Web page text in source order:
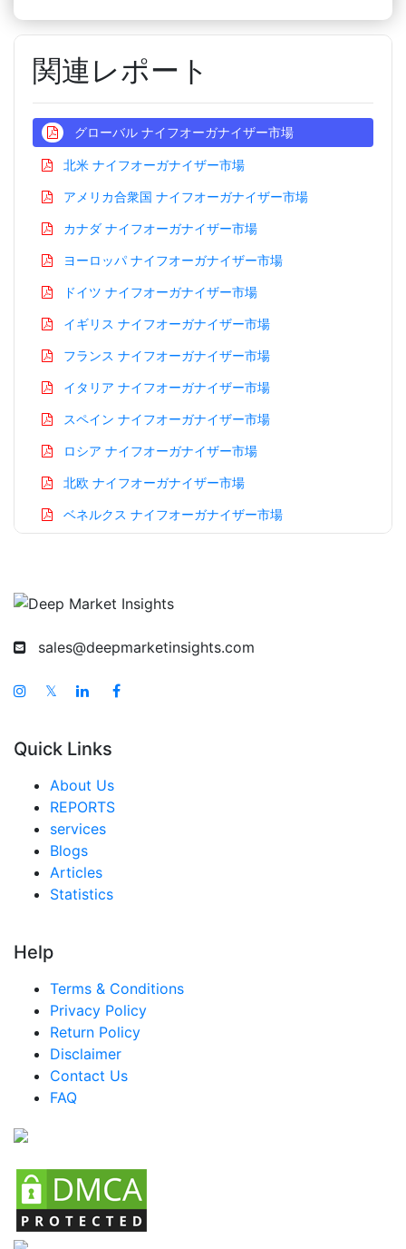
関連レポート
グローバル ナイフオーガナイザー市場
北米 ナイフオーガナイザー市場
アメリカ合衆国 ナイフオーガナイザー市場
カナダ ナイフオーガナイザー市場
ヨーロッパ ナイフオーガナイザー市場
ドイツ ナイフオーガナイザー市場
イギリス ナイフオーガナイザー市場
フランス ナイフオーガナイザー市場
イタリア ナイフオーガナイザー市場
スペイン ナイフオーガナイザー市場
ロシア ナイフオーガナイザー市場
北欧 ナイフオーガナイザー市場
ベネルクス ナイフオーガナイザー市場
インド ナイフオーガナイザー市場
日本 ナイフオーガナイザー市場
東南アジア ナイフオーガナイザー市場
中東・アフリカ ナイフオーガナイザー市場
アラブ首長国連邦 ナイフオーガナイザー市場
サウジアラビア ナイフオーガナイザー市場
ナイジェリア ナイフオーガナイザー市場
トルコ ナイフオーガナイザー市場
中南米 ナイフオーガナイザー市場
ブラジル ナイフオーガナイザー市場
コロンビア ナイフオーガナイザー市場
チリ ナイフオーガナイザー市場
sales@deepmarketinsights.com
𝕏
Quick Links
About Us
REPORTS
services
Blogs
Articles
Statistics
Help
Terms & Conditions
Privacy Policy
Return Policy
Disclaimer
Contact Us
FAQ